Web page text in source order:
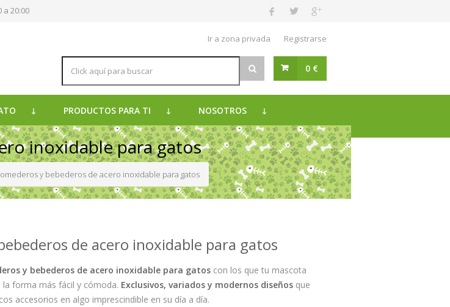
a 20:00
Ir a zona privada Registrarse
0 €
PRODUCTOS PARA TI NOSOTROS
inoxidable para gatos
y bebederos de acero inoxidable para gatos
de acero inoxidable para gatos
y bebederos de acero inoxidable para gatos con los que tu mascota
forma más fácil y cómoda. Exclusivos, variados y modernos diseños que
accesorios en algo imprescindible en su día a día.